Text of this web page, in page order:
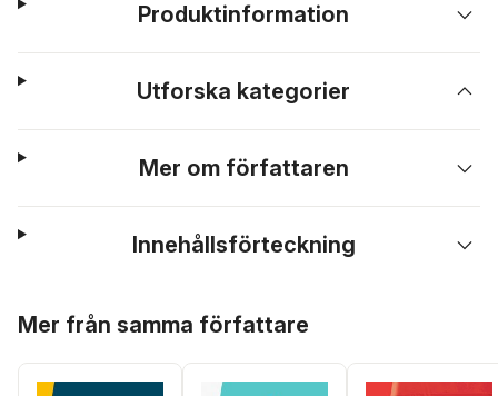
Produktinformation
Utforska kategorier
Mer om författaren
Innehållsförteckning
Mer från samma författare